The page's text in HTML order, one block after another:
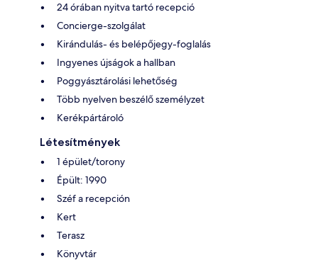
24 órában nyitva tartó recepció
Concierge-szolgálat
Kirándulás- és belépőjegy-foglalás
Ingyenes újságok a hallban
Poggyásztárolási lehetőség
Több nyelven beszélő személyzet
Kerékpártároló
Létesítmények
1 épület/torony
Épült: 1990
Széf a recepción
Kert
Terasz
Könyvtár